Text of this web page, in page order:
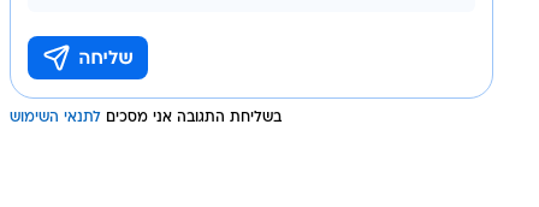
בשליחת התגובה אני מסכים לתנאי השימוש